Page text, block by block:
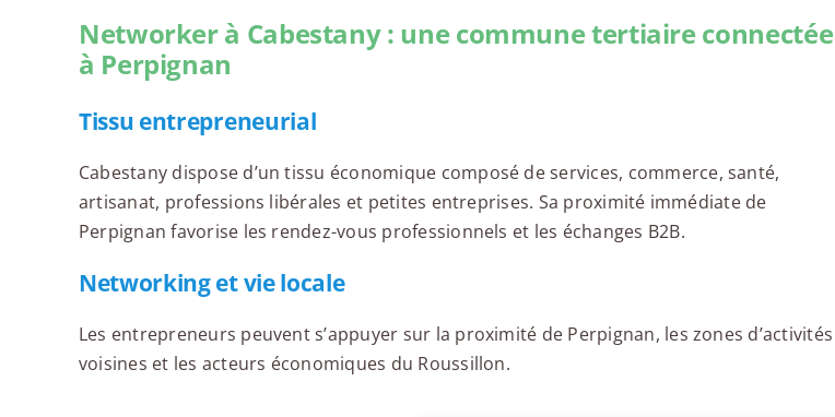
Networker à Cabestany : une commune tertiaire connectée
à Perpignan
Tissu entrepreneurial
Cabestany dispose d’un tissu économique composé de services, commerce, santé,
artisanat, professions libérales et petites entreprises. Sa proximité immédiate de
Perpignan favorise les rendez-vous professionnels et les échanges B2B.
Networking et vie locale
Les entrepreneurs peuvent s’appuyer sur la proximité de Perpignan, les zones d’activités
voisines et les acteurs économiques du Roussillon.